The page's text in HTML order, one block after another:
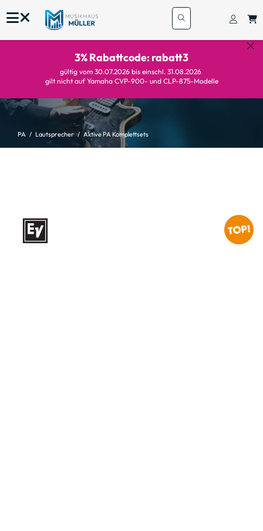
3% Rabattcode: rabatt3
gültig vom 30.07.2026 bis einschl. 31.08.2026
gilt nicht auf Yamaha CVP-900- und CLP-875-Modelle
PA Lautsprecher Aktive PA Komplettsets